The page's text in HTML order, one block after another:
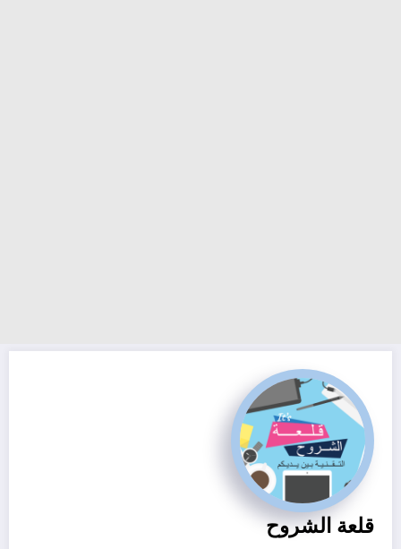
قلعة الشروح